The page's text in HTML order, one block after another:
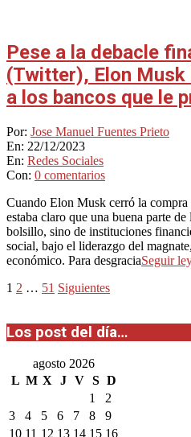
Pese a la debacle
(Twitter), Elon
a los bancos que le
2023-
12-
22
Por: Jose Manuel Fuentes Prieto
En: 22/12/2023
En: Redes Sociales
Con: 0 comentarios
Cuando Elon Musk cerró la
estaba claro que una buena parte
bolsillo, sino de instituciones
social, bajo el liderazgo del
económico. Para desgraciaSeguir
Paginación
entradas
1 2 … 51 Siguientes
Los post del día…
agosto 2026
L M X J V S D
1
2
3
4 5 6 7 8
9
10 11 12 13 14 15 16